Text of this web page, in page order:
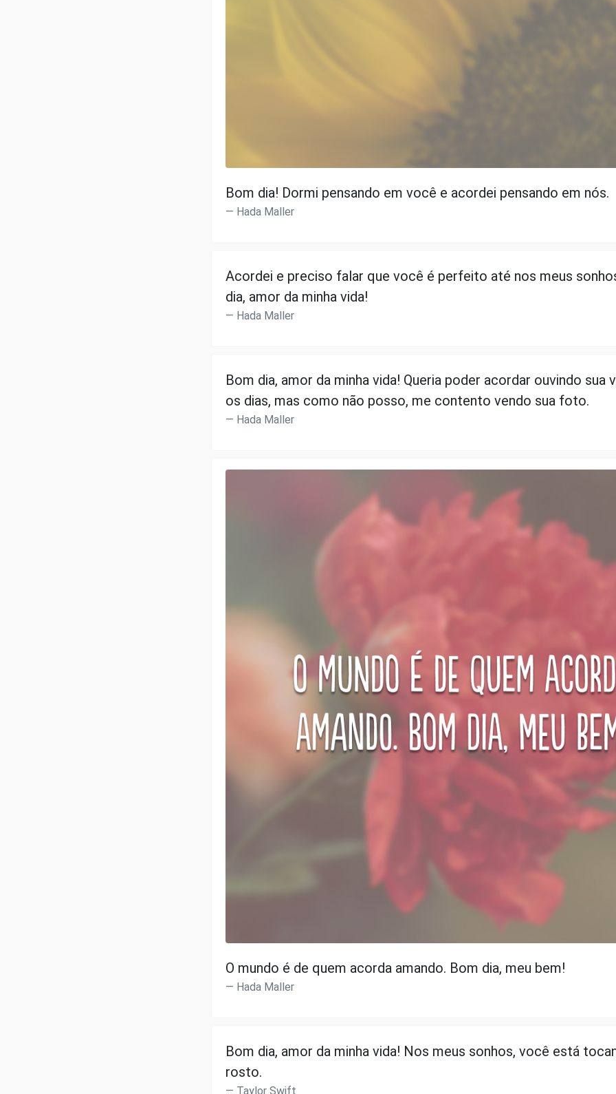
Bom dia! Dormi pensando em você e acordei pensando em nós.
Hada Maller
Acordei e preciso falar que você é perfeito até nos meus
dia, amor da minha vida!
Hada Maller
Bom dia, amor da minha vida! Queria poder acordar ouvindo sua
os dias, mas como não posso, me contento vendo sua foto.
Hada Maller
O mundo é de quem acorda amando. Bom dia, meu bem!
Hada Maller
Bom dia, amor da minha vida! Nos meus sonhos, você está
rosto.
Taylor Swift